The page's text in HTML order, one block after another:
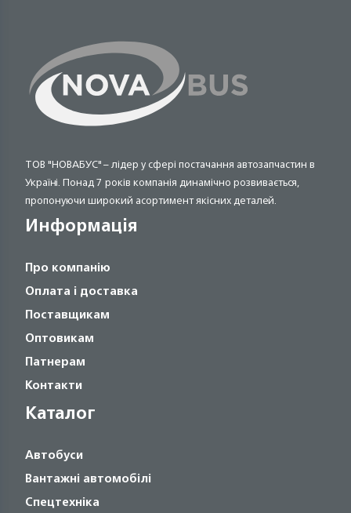
ТОВ "НОВАБУС" – лідер у сфері постачання автозапчастин в
Україні. Понад 7 років компанія динамічно розвивається,
пропонуючи широкий асортимент якісних деталей.
Информація
Про компанію
Оплата і доставка
Поставщикам
Оптовикам
Патнерам
Контакти
Каталог
Автобуси
Вантажні автомобілі
Спецтехніка